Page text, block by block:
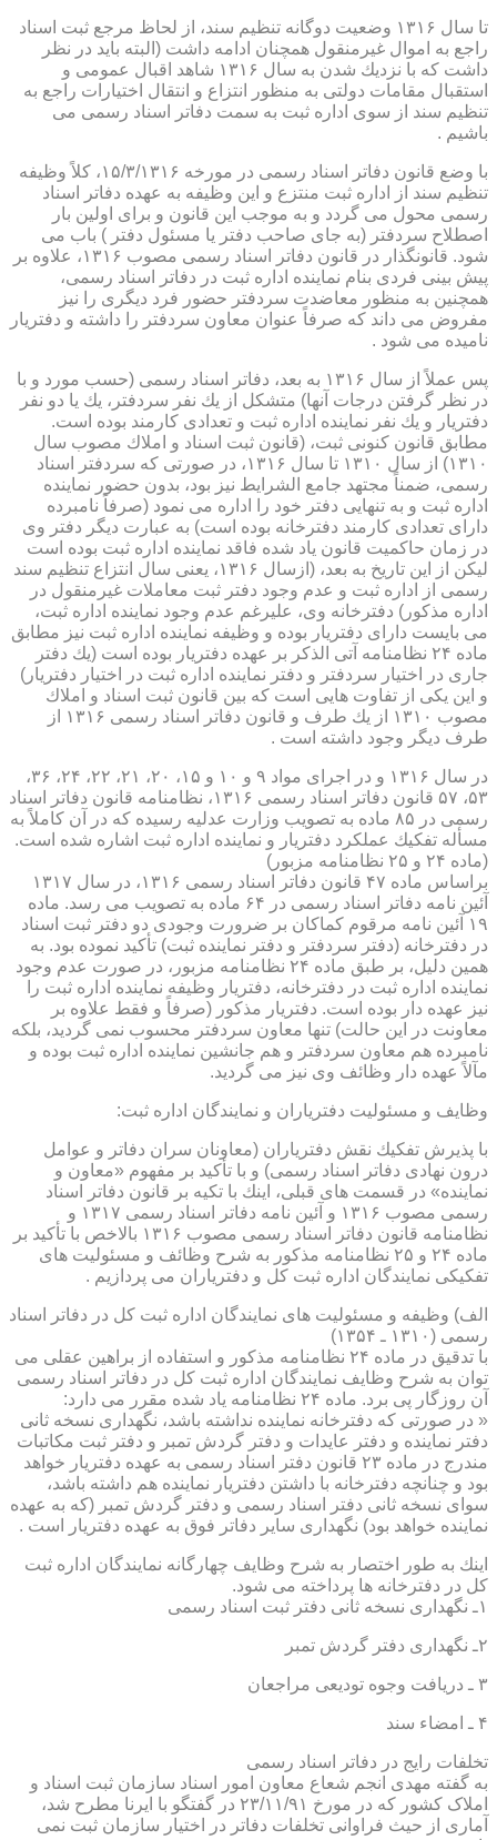
تا سال ۱۳۱۶ وضعیت دوگانه تنظیم سند، از لحاظ مرجع ثبت اسناد
راجع به اموال غیرمنقول همچنان ادامه داشت (البته باید در نظر
داشت كه با نزدیك شدن به سال ۱۳۱۶ شاهد اقبال عمومی و
استقبال مقامات دولتی به منظور انتزاع و انتقال اختیارات راجع به
تنظیم سند از سوی اداره ثبت به سمت دفاتر اسناد رسمی می
باشیم .
با وضع قانون دفاتر اسناد رسمی در مورخه ۱۵/۳/۱۳۱۶، كلاً وظیفه
تنظیم سند از اداره ثبت منتزع و این وظیفه به عهده دفاتر اسناد
رسمی محول می گردد و به موجب این قانون و برای اولین بار
اصطلاح سردفتر (به جای صاحب دفتر یا مسئول دفتر ) باب می
شود. قانونگذار در قانون دفاتر اسناد رسمی مصوب ۱۳۱۶، علاوه بر
پیش بینی فردی بنام نماینده اداره ثبت در دفاتر اسناد رسمی،
همچنین به منظور معاضدت سردفتر حضور فرد دیگری را نیز
مفروض می داند كه صرفاً عنوان معاون سردفتر را داشته و دفتریار
نامیده می شود .
پس عملاً از سال ۱۳۱۶ به بعد، دفاتر اسناد رسمی (حسب مورد و با
در نظر گرفتن درجات آنها) متشكل از یك نفر سردفتر، یك یا دو نفر
دفتریار و یك نفر نماینده اداره ثبت و تعدادی كارمند بوده است.
مطابق قانون كنونی ثبت، (قانون ثبت اسناد و املاك مصوب سال
۱۳۱۰) از سال ۱۳۱۰ تا سال ۱۳۱۶، در صورتی كه سردفتر اسناد
رسمی، ضمناً مجتهد جامع الشرایط نیز بود، بدون حضور نماینده
اداره ثبت و به تنهایی دفتر خود را اداره می نمود (صرفاً نامبرده
دارای تعدادی كارمند دفترخانه بوده است) به عبارت دیگر دفتر وی
در زمان حاكمیت قانون یاد شده فاقد نماینده اداره ثبت بوده است
لیكن از این تاریخ به بعد، (ازسال ۱۳۱۶، یعنی سال انتزاع تنظیم سند
رسمی از اداره ثبت و عدم وجود دفتر ثبت معاملات غیرمنقول در
اداره مذكور) دفترخانه وی، علیرغم عدم وجود نماینده اداره ثبت،
می بایست دارای دفتریار بوده و وظیفه نماینده اداره ثبت نیز مطابق
ماده ۲۴ نظامنامه آتی الذكر بر عهده دفتریار بوده است (یك دفتر
جاری در اختیار سردفتر و دفتر نماینده اداره ثبت در اختیار دفتریار)
و این یكی از تفاوت هایی است كه بین قانون ثبت اسناد و املاك
مصوب ۱۳۱۰ از یك طرف و قانون دفاتر اسناد رسمی ۱۳۱۶ از
طرف دیگر وجود داشته است .
در سال ۱۳۱۶ و در اجرای مواد ۹ و ۱۰ و ۱۵، ۲۰، ۲۱، ۲۲، ۲۴، ۳۶،
۵۳، ۵۷ قانون دفاتر اسناد رسمی ۱۳۱۶، نظامنامه قانون دفاتر اسناد
رسمی در ۸۵ ماده به تصویب وزارت عدلیه رسیده كه در آن كاملاً به
مسأله تفكیك عملكرد دفتریار و نماینده اداره ثبت اشاره شده است.
(ماده ۲۴ و ۲۵ نظامنامه مزبور)
براساس ماده ۴۷ قانون دفاتر اسناد رسمی ۱۳۱۶، در سال ۱۳۱۷
آئین نامه دفاتر اسناد رسمی در ۶۴ ماده به تصویب می رسد. ماده
۱۹ آئین نامه مرقوم كماكان بر ضرورت وجودی دو دفتر ثبت اسناد
در دفترخانه (دفتر سردفتر و دفتر نماینده ثبت) تأكید نموده بود. به
همین دلیل، بر طبق ماده ۲۴ نظامنامه مزبور، در صورت عدم وجود
نماینده اداره ثبت در دفترخانه، دفتریار وظیفه نماینده اداره ثبت را
نیز عهده دار بوده است. دفتریار مذكور (صرفاً و فقط علاوه بر
معاونت در این حالت) تنها معاون سردفتر محسوب نمی گردید، بلكه
نامبرده هم معاون سردفتر و هم جانشین نماینده اداره ثبت بوده و
مآلاً عهده دار وظائف وی نیز می گردید.
وظایف و مسئولیت دفتریاران و نمایندگان اداره ثبت:
با پذیرش تفكیك نقش دفتریاران (معاونان سران دفاتر و عوامل
درون نهادی دفاتر اسناد رسمی) و با تأكید بر مفهوم «معاون و
نماینده» در قسمت های قبلی، اینك با تكیه بر قانون دفاتر اسناد
رسمی مصوب ۱۳۱۶ و آئین نامه دفاتر اسناد رسمی ۱۳۱۷ و
نظامنامه قانون دفاتر اسناد رسمی مصوب ۱۳۱۶ بالاخص با تأكید بر
ماده ۲۴ و ۲۵ نظامنامه مذكور به شرح وظائف و مسئولیت های
تفكیكی نمایندگان اداره ثبت كل و دفتریاران می پردازیم .
الف) وظیفه و مسئولیت های نمایندگان اداره ثبت كل در دفاتر اسناد
رسمی (۱۳۱۰ ـ ۱۳۵۴)
با تدقیق در ماده ۲۴ نظامنامه مذكور و استفاده از براهین عقلی می
توان به شرح وظایف نمایندگان اداره ثبت كل در دفاتر اسناد رسمی
آن روزگار پی برد. ماده ۲۴ نظامنامه یاد شده مقرر می دارد:
« در صورتی كه دفترخانه نماینده نداشته باشد، نگهداری نسخه ثانی
دفتر نماینده و دفتر عایدات و دفتر گردش تمبر و دفتر ثبت مكاتبات
مندرج در ماده ۲۳ قانون دفتر اسناد رسمی به عهده دفتریار خواهد
بود و چنانچه دفترخانه با داشتن دفتریار نماینده هم داشته باشد،
سوای نسخه ثانی دفتر اسناد رسمی و دفتر گردش تمبر (كه به عهده
نماینده خواهد بود) نگهداری سایر دفاتر فوق به عهده دفتریار است .
اینك به طور اختصار به شرح وظایف چهارگانه نمایندگان اداره ثبت
كل در دفترخانه ها پرداخته می شود.
۱ـ نگهداری نسخه ثانی دفتر ثبت اسناد رسمی
۲ـ نگهداری دفتر گردش تمبر
۳ ـ دریافت وجوه تودیعی مراجعان
۴ ـ امضاء سند
تخلفات رایج در دفاتر اسناد رسمی
به گفته مهدی انجم شعاع معاون امور اسناد سازمان ثبت اسناد و
املاک کشور که در مورخ ۲۳/۱۱/۹۱ در گفتگو با ایرنا مطرح شد،
آماری از حیث فراوانی تخلفات دفاتر در اختیار سازمان ثبت نمی